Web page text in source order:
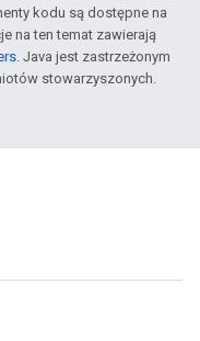
kodu są dostępne na
na ten temat zawierają
. Java jest zastrzeżonym
stowarzyszonych.